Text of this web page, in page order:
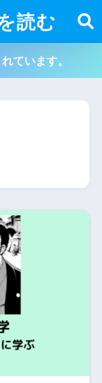
読む
ています。